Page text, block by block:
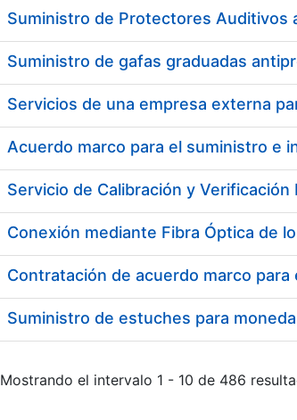
Mostrar/Ocultar
Acuerdo marco para el suministro e
Suministro de estuches para
Mostrando el intervalo 1 - 10 de 486